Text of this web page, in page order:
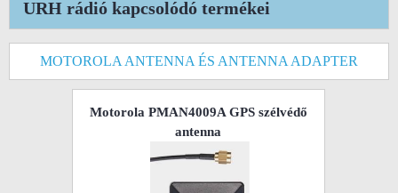
URH rádió kapcsolódó termékei
MOTOROLA ANTENNA ÉS ANTENNA ADAPTER
Motorola PMAN4009A GPS szélvédő
antenna